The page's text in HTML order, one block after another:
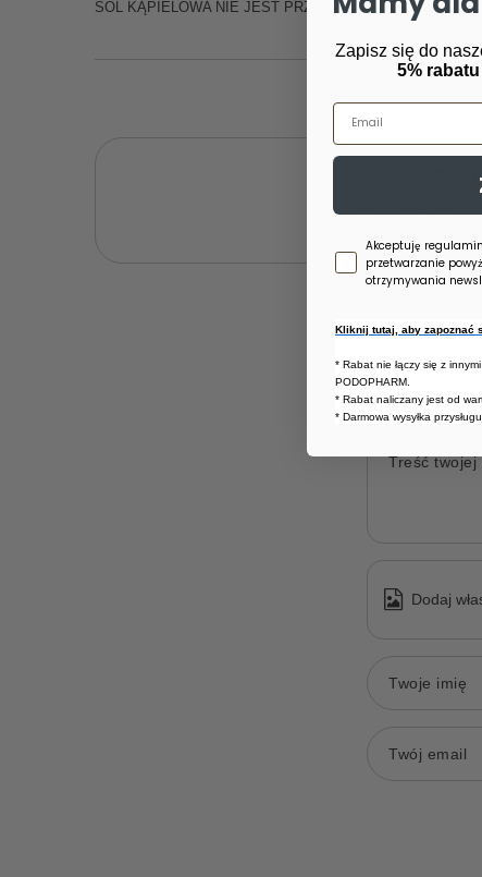
SÓL KĄPIELOWA NIE JEST PRZEZNACZONA DO
Zadaj pytanie a my
Treść twojej
Dodaj
Twoje imię
Twój email
Zapisz się do
5% rabatu
Email
Zgoda newsletter
Akceptuję
przetwarzanie
otrzymywania
Kliknij tutaj, aby zapoznać
* Rabat nie łączy się z
PODOPHARM.
* Rabat naliczany jest od
* Darmowa wysyłka